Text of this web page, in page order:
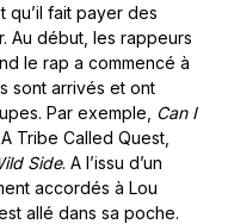
qu’il fait payer des
Au début, les rappeurs
le rap a commencé à
sont arrivés et ont
Par exemple, Can I
Tribe Called Quest,
Side. A l’issu d’un
accordés à Lou
allé dans sa poche.